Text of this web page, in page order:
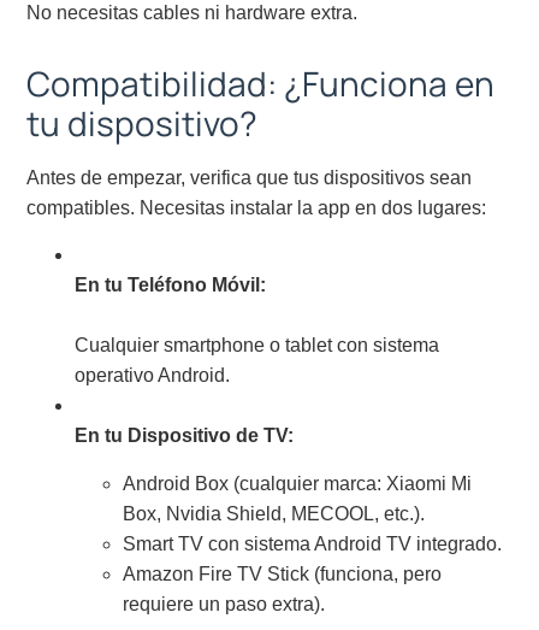
No necesitas cables ni hardware extra.
Compatibilidad: ¿Funciona en
tu dispositivo?
Antes de empezar, verifica que tus dispositivos sean
compatibles. Necesitas instalar la app en dos lugares:
En tu Teléfono Móvil:
Cualquier smartphone o tablet con sistema
operativo Android.
En tu Dispositivo de TV:
Android Box (cualquier marca: Xiaomi Mi
Box, Nvidia Shield, MECOOL, etc.).
Smart TV con sistema Android TV integrado.
Amazon Fire TV Stick (funciona, pero
requiere un paso extra).